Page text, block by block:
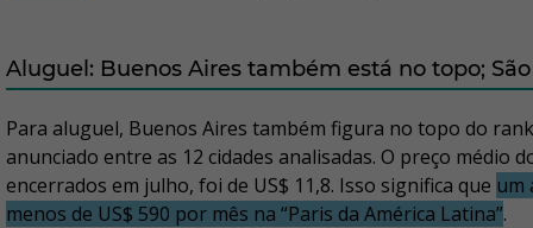
Aluguel: Buenos Aires também está no topo;
Para aluguel, Buenos Aires também figura no topo do
anunciado entre as 12 cidades analisadas. O preço médio
encerrados em julho, foi de US$ 11,8. Isso significa que um
menos de US$ 590 por mês na “Paris da América Latina”.